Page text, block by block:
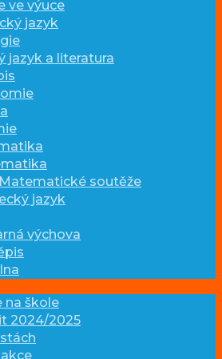
ve výuce
jazyk
jazyk a literatura
Matematické soutěže
jazyk
výchova
na škole
2024/2025